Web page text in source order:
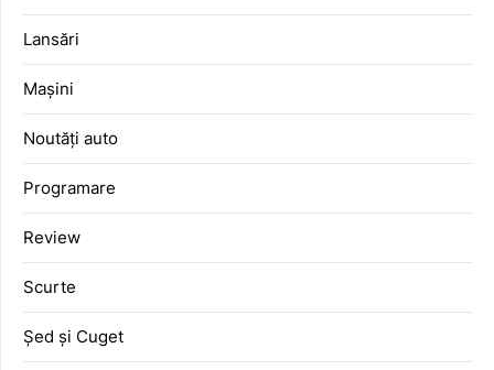
Lansări
Mașini
Noutăți auto
Programare
Review
Scurte
Șed și Cuget